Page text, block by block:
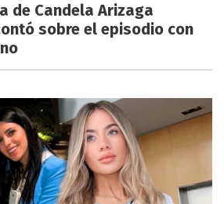
de Candela Arizaga
sobre el episodio con